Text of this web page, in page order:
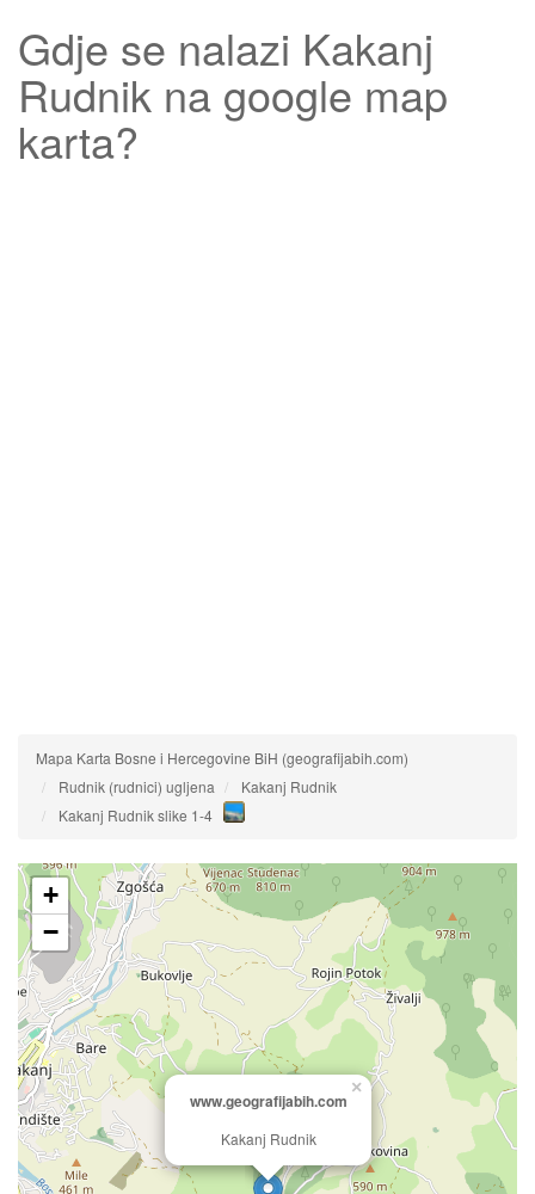
Gdje se nalazi Kakanj
Rudnik na google map
karta?
Mapa Karta Bosne i Hercegovine BiH (geografijabih.com)
Rudnik (rudnici) ugljena
Kakanj Rudnik
Kakanj Rudnik slike 1-4
www.geografijabih.com
Kakanj Rudnik
×
+
−